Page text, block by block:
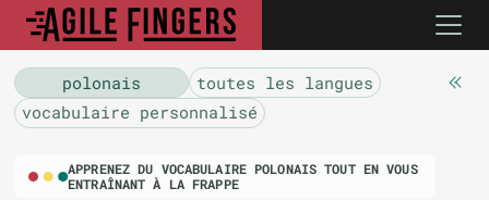
polonais
toutes les langues
vocabulaire personnalisé
APPRENEZ DU VOCABULAIRE POLONAIS TOUT EN VOUS
ENTRAÎNANT À LA FRAPPE